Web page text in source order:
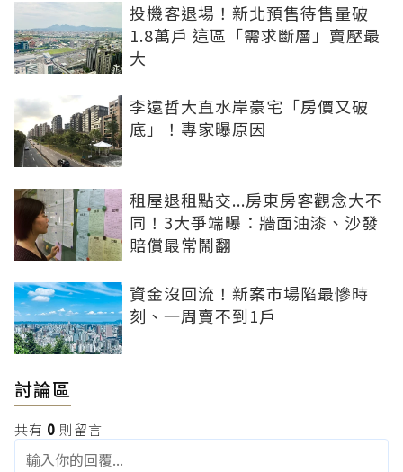
投機客退場！新北預售待售量破
1.8萬戶 這區「需求斷層」賣壓最
大
李遠哲大直水岸豪宅「房價又破
底」！專家曝原因
租屋退租點交...房東房客觀念大不
同！3大爭端曝：牆面油漆、沙發
賠償最常鬧翻
資金沒回流！新案市場陷最慘時
刻、一周賣不到1戶
討論區
共有 0 則留言